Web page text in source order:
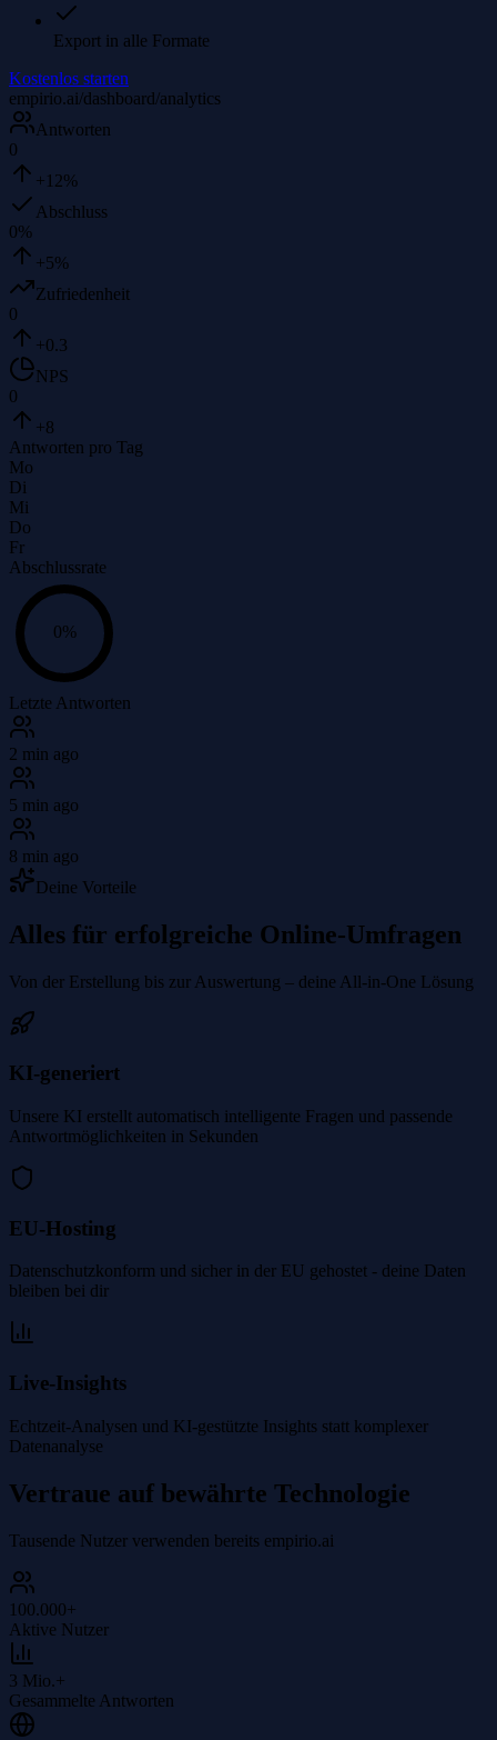
Export in alle Formate
Kostenlos starten
empirio.ai/dashboard/analytics
Antworten
0
+12%
Abschluss
0%
+5%
Zufriedenheit
0
+0.3
NPS
0
+8
Antworten pro Tag
Mo
Di
Mi
Do
Fr
Abschlussrate
0%
Letzte Antworten
2 min ago
5 min ago
8 min ago
Deine Vorteile
Alles für erfolgreiche Online-Umfragen
Von der Erstellung bis zur Auswertung – deine All-in-One Lösung
KI-generiert
Unsere KI erstellt automatisch intelligente Fragen und passende
Antwortmöglichkeiten in Sekunden
EU-Hosting
Datenschutzkonform und sicher in der EU gehostet - deine Daten
bleiben bei dir
Live-Insights
Echtzeit-Analysen und KI-gestützte Insights statt komplexer
Datenanalyse
Vertraue auf bewährte Technologie
Tausende Nutzer verwenden bereits empirio.ai
100.000+
Aktive Nutzer
3 Mio.+
Gesammelte Antworten